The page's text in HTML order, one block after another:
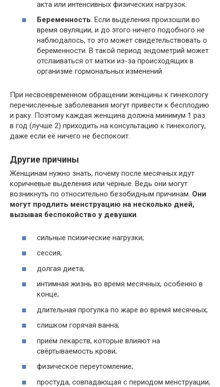
акта или интенсивных физических нагрузок.
Беременность. Если выделения произошли во
время овуляции, и до этого ничего подобного не
наблюдалось, то это может свидетельствовать о
беременности. В такой период эндометрий может
отслаиваться от матки из-за происходящих в
организме гормональных изменений.
При несвоевременном обращении женщины к гинекологу
перечисленные заболевания могут привести к бесплодию
и раку. Поэтому каждая женщина должна минимум 1 раз
в год (лучше 2) приходить на консультацию к гинекологу,
даже если её ничего не беспокоит.
Другие причины
Женщинам нужно знать, почему после месячных идут
коричневые выделения или чёрные. Ведь они могут
возникнуть по относительно безобидным причинам. Они
могут продлить менструацию на несколько дней,
вызывая беспокойство у девушки.
сильные психические нагрузки;
сессия;
долгая диета;
интимная жизнь во время месячных, особенно в
конце;
длительная прогулка по жаре во время месячных;
слишком горячая ванна;
приём лекарств, которые влияют на
свёртываемость крови;
физическое переутомление;
простуда, совпадающая с периодом менструации;